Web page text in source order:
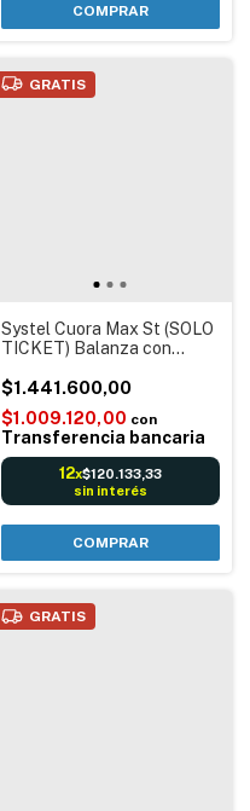
COMPRAR
GRATIS
Systel Cuora Max St (SOLO
TICKET) Balanza con
barras Conexión a Pc Color
Negro + 10 Rollos Ticket
$1.441.600,00
$1.009.120,00 con
Transferencia bancaria
12x$120.133,33
sin interés
GRATIS